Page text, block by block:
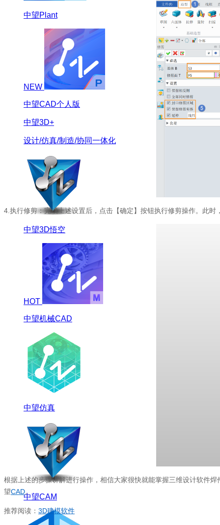
中望Plant
NEW
中望CAD个人版
中望3D+
设计/仿真/制造/协同一体化
中望3D悟空
HOT
中望机械CAD
中望仿真
中望CAM
4.执行修剪：完成上述设置后，点击【确定】按钮执行修剪操作。此
根据上述的步骤讲解进行操作，相信大家很快就能掌握三维设计软件
望CAD。
推荐阅读： 3D建模软件